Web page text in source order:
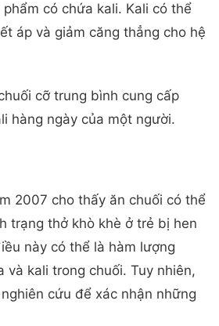
có chứa kali. Kali có thể
áp và giảm căng thẳng cho hệ
cỡ trung bình cung cấp
hàng ngày của một người.
2007 cho thấy ăn chuối có thể
trạng thở khò khè ở trẻ bị hen
này có thể là hàm lượng
và kali trong chuối. Tuy nhiên,
cứu để xác nhận những